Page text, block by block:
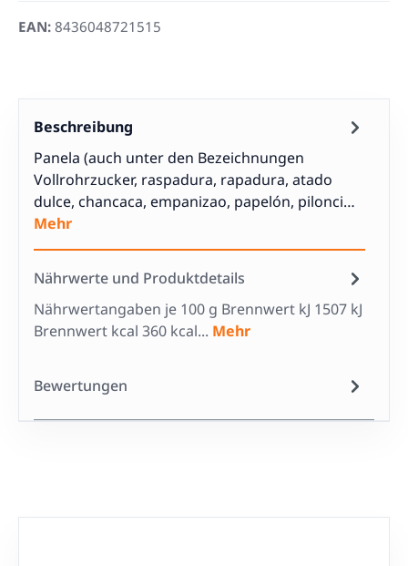
EAN: 8436048721515
Beschreibung
Panela (auch unter den Bezeichnungen
Vollrohrzucker, raspadura, rapadura, atado
dulce, chancaca, empanizao, papelón, pilonci…
Mehr
Nährwerte und Produktdetails
Nährwertangaben je 100 g Brennwert kJ 1507 kJ
Brennwert kcal 360 kcal... Mehr
Bewertungen